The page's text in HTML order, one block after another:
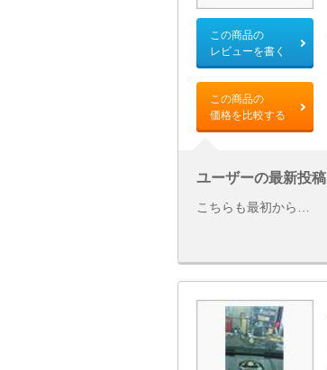
この商品の
レビューを書く
この商品の
価格を比較する
ユーザーの最新投稿
こちらも最初から…